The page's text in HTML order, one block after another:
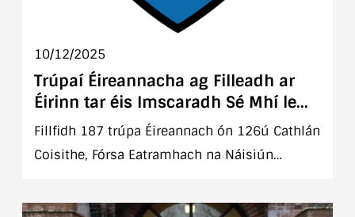
10/12/2025
Trúpaí Éireannacha ag Filleadh ar
Éirinn tar éis Imscaradh Sé Mhí le
UNIFIL go dtí an Liobáin
Fillfidh 187 trúpa Éireannach ón 126ú Cathlán
Coisithe, Fórsa Eatramhach na Náisiún
Átha Cliath Dé Máirt an 25 Samhain, ag